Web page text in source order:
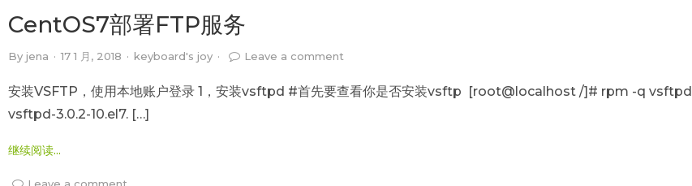
CentOS7部署FTP服务
By jena · 17 1 月, 2018 · keyboard's joy · Leave a comment
安装VSFTP，使用本地账户登录 1，安装vsftpd #首先要查看你是否安装vsftp [root@localhost /]# rpm -q vsftpd
vsftpd-3.0.2-10.el7. […]
继续阅读...
Leave a comment